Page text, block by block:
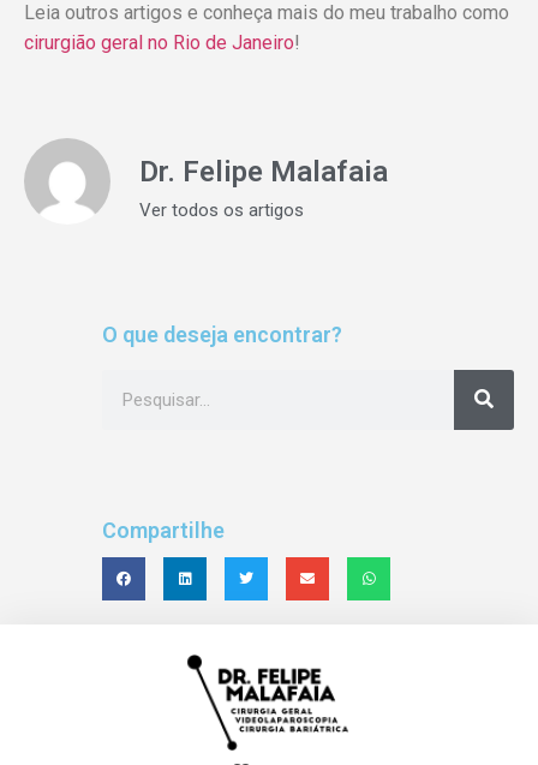
Leia outros artigos e conheça mais do meu trabalho como
cirurgião geral no Rio de Janeiro!
Dr. Felipe Malafaia
Ver todos os artigos
O que deseja encontrar?
Compartilhe